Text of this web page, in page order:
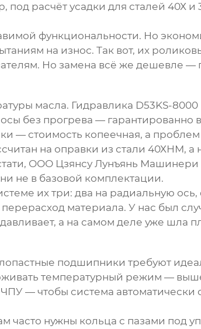
расчёт усадки для сталей 40Х
функциональности. Но
на износ. Так вот, их
Но замена всё же дешевле —
масла. Гидравлика D53KS-
без прогрева —
— стоимость копеечная, а
на оправки из стали 40ХНМ,
ООО Цзянсу Лунъянь Машинери
не в базовой комплектации.
их три: два на радиальную ось,
материала. У нас был
а на самом деле уже шла
подшипники требуют
температурный режим —
ЧПУ — чтобы система автоматически
нужны кольца с пазами под